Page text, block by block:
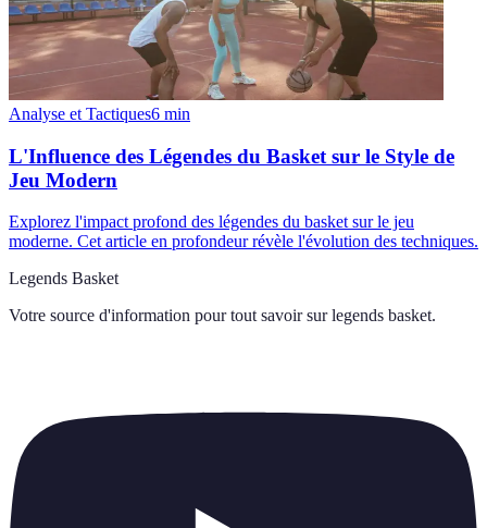
Analyse et Tactiques6 min
L'Influence des Légendes du Basket sur le Style de
Jeu Modern
Explorez l'impact profond des légendes du basket sur le jeu
moderne. Cet article en profondeur révèle l'évolution des techniques.
Legends Basket
Votre source d'information pour tout savoir sur legends basket.